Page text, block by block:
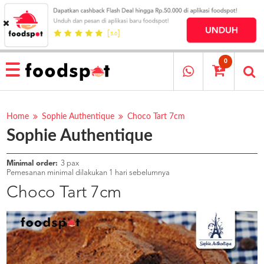
HOME
MENU
RESTAURANT
PESAN
OUR
COMPANY
KATA
MEREKA
KATALOG
LOYALTY
PROGRAM
FAQ
ABOUT
0
Home Sophie Authentique Choco Tart 7cm
Sophie Authentique
Minimal order: 3 pax
Pemesanan minimal dilakukan 1 hari sebelumnya
Choco Tart 7cm